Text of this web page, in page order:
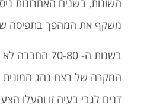
משקף את המהפך בתפיסה
בשנות ה-
דנים לגבי בעיה זו והעלו